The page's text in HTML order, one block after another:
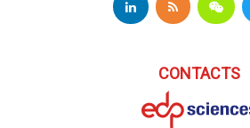
CONTACTS